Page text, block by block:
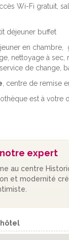
Wi-Fi gratuit,
déjeuner buffet
en chambre,
nettoyage à sec, r
ervice de change,
, centre de remise
est à votre
expert
au centre
et modernité